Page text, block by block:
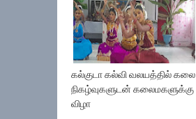
கல்குடா கல்வி வலயத்தில் கலை
நிகழ்வுகளுடன் கலைமகளுக்கு
விழா